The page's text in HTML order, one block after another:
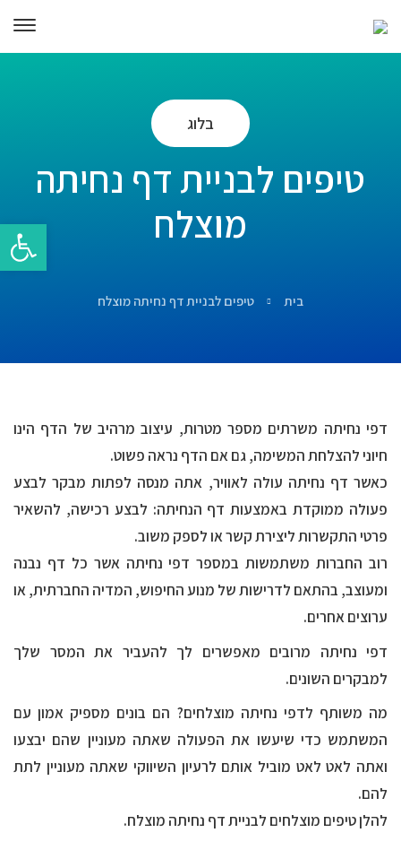
בלוג
טיפים לבניית דף נחיתה
מוצלח
בית טיפים לבניית דף נחיתה מוצלח
דפי נחיתה משרתים מספר מטרות, עיצוב מרהיב של הדף הינו
חיוני להצלחת המשימה, גם אם הדף נראה פשוט.
כאשר דף נחיתה עולה לאוויר, אתה מנסה לפתות מבקר לבצע
פעולה ממוקדת באמצעות דף הנחיתה: לבצע רכישה, להשאיר
פרטי התקשרות ליצירת קשר או לספק משוב.
רוב החברות משתמשות במספר דפי נחיתה אשר כל דף נבנה
ומעוצב, בהתאם לדרישות של מנוע החיפוש, המדיה החברתית, או
ערוצים אחרים.
דפי נחיתה מרובים מאפשרים לך להעביר את המסר שלך
למבקרים השונים.
מה משותף לדפי נחיתה מוצלחים? הם בונים מספיק אמון עם
המשתמש כדי שיעשו את הפעולה שאתה מעוניין שהם יבצעו
ואתה לאט לאט מוביל אותם לרעיון השיווקי שאתה מעוניין לתת
להם.
להלן טיפים מוצלחים לבניית דף נחיתה מוצלח.
פתח